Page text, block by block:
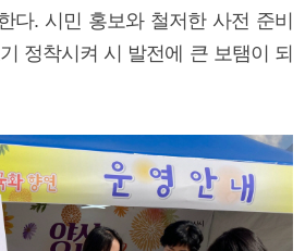
다. 시민 홍보와 철저한 사전 준비
정착시켜 시 발전에 큰 보탬이 되